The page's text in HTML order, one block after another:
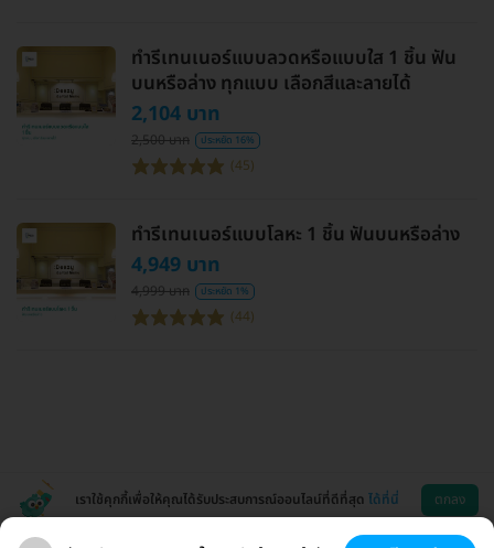
ทำรีเทนเนอร์แบบลวดหรือแบบใส 1 ชิ้น ฟัน
บนหรือล่าง ทุกแบบ เลือกสีและลายได้
2,104 บาท
2,500 บาท ประหยัด 16%
(45)
ทำรีเทนเนอร์แบบโลหะ 1 ชิ้น ฟันบนหรือล่าง
4,949 บาท
4,999 บาท ประหยัด 1%
(44)
เราใช้คุกกี้เพื่อให้คุณได้รับประสบการณ์ออนไลน์ที่ดีที่สุด ได้ที่นี่ ตกลง